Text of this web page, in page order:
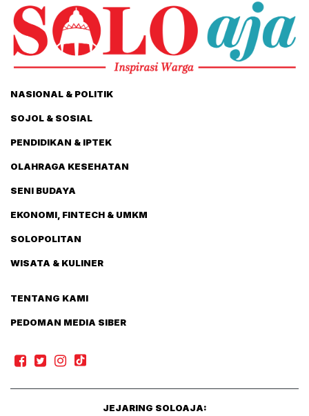
NASIONAL & POLITIK
SOJOL & SOSIAL
PENDIDIKAN & IPTEK
OLAHRAGA KESEHATAN
SENI BUDAYA
EKONOMI, FINTECH & UMKM
SOLOPOLITAN
WISATA & KULINER
TENTANG KAMI
PEDOMAN MEDIA SIBER
JEJARING SOLOAJA: